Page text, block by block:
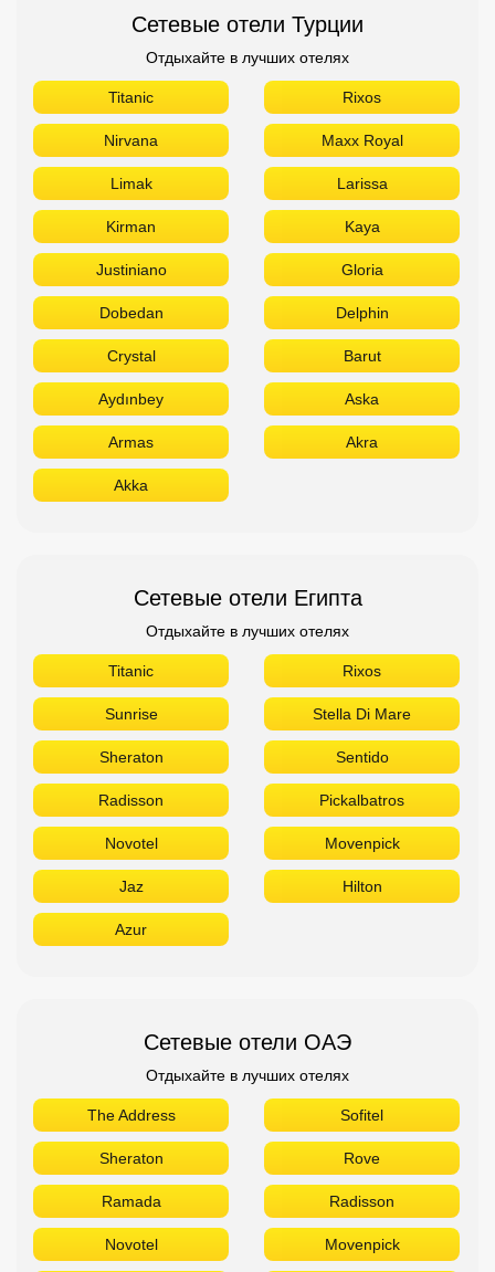
Сетевые отели Турции
Отдыхайте в лучших отелях
Titanic Rixos
Nirvana Maxx Royal
Limak Larissa
Kirman Kaya
Justiniano Gloria
Dobedan Delphin
Crystal Barut
Aydınbey Aska
Armas Akra
Akka
Сетевые отели Египта
Отдыхайте в лучших отелях
Titanic Rixos
Sunrise Stella Di Mare
Sheraton Sentido
Radisson Pickalbatros
Novotel Movenpick
Jaz Hilton
Azur
Сетевые отели ОАЭ
Отдыхайте в лучших отелях
The Address Sofitel
Sheraton Rove
Ramada Radisson
Novotel Movenpick